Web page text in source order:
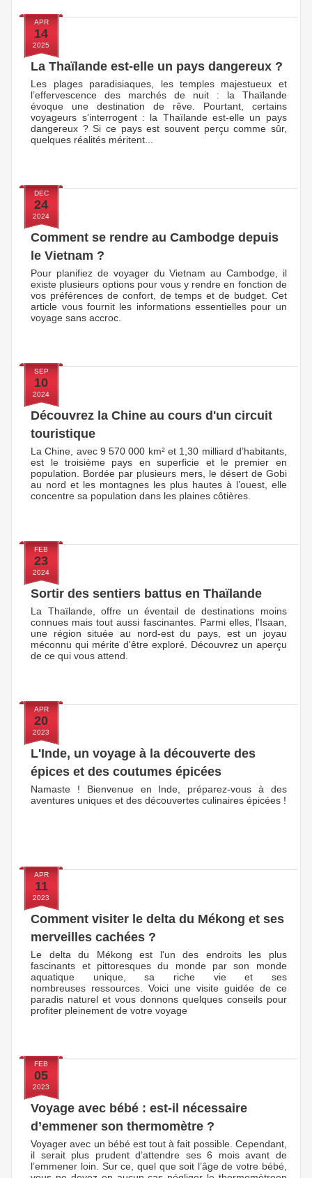
APR
14
2025
La Thaïlande est-elle un pays dangereux ?
Les plages paradisiaques, les temples majestueux et
l’effervescence des marchés de nuit : la Thaïlande
évoque une destination de rêve. Pourtant, certains
voyageurs s’interrogent : la Thaïlande est-elle un pays
dangereux ? Si ce pays est souvent perçu comme sûr,
quelques réalités méritent...
DEC
24
2024
Comment se rendre au Cambodge depuis
le Vietnam ?
Pour planifiez de voyager du Vietnam au Cambodge, il
existe plusieurs options pour vous y rendre en fonction de
vos préférences de confort, de temps et de budget. Cet
article vous fournit les informations essentielles pour un
voyage sans accroc.
SEP
10
2024
Découvrez la Chine au cours d'un circuit
touristique
La Chine, avec 9 570 000 km² et 1,30 milliard d’habitants,
est le troisième pays en superficie et le premier en
population. Bordée par plusieurs mers, le désert de Gobi
au nord et les montagnes les plus hautes à l’ouest, elle
concentre sa population dans les plaines côtières.
FEB
23
2024
Sortir des sentiers battus en Thaïlande
La Thaïlande, offre un éventail de destinations moins
connues mais tout aussi fascinantes. Parmi elles, l'Isaan,
une région située au nord-est du pays, est un joyau
méconnu qui mérite d'être exploré. Découvrez un aperçu
de ce qui vous attend.
APR
20
2023
L'Inde, un voyage à la découverte des
épices et des coutumes épicées
Namaste ! Bienvenue en Inde, préparez-vous à des
aventures uniques et des découvertes culinaires épicées !
APR
11
2023
Comment visiter le delta du Mékong et ses
merveilles cachées ?
Le delta du Mékong est l'un des endroits les plus
fascinants et pittoresques du monde par son monde
aquatique unique, sa riche vie et ses
nombreuses ressources. Voici une visite guidée de ce
paradis naturel et vous donnons quelques conseils pour
profiter pleinement de votre voyage
FEB
05
2023
Voyage avec bébé : est-il nécessaire
d’emmener son thermomètre ?
Voyager avec un bébé est tout à fait possible. Cependant,
il serait plus prudent d’attendre ses 6 mois avant de
l’emmener loin. Sur ce, quel que soit l’âge de votre bébé,